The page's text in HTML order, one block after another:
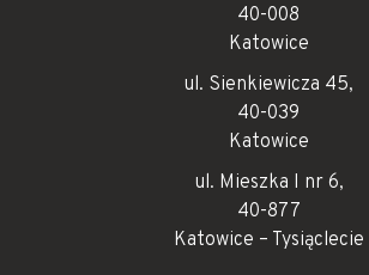
40-008
Katowice
ul. Sienkiewicza 45,
40-039
Katowice
ul. Mieszka I nr 6,
40-877
Katowice – Tysiąclecie